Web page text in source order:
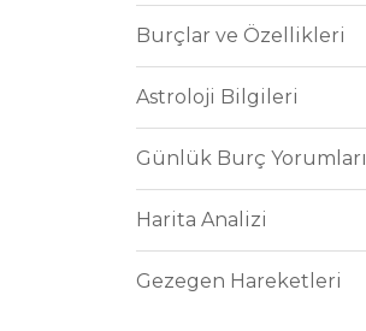
Burçlar ve Özellikleri
Astroloji Bilgileri
Günlük Burç Yorumları
Harita Analizi
Gezegen Hareketleri